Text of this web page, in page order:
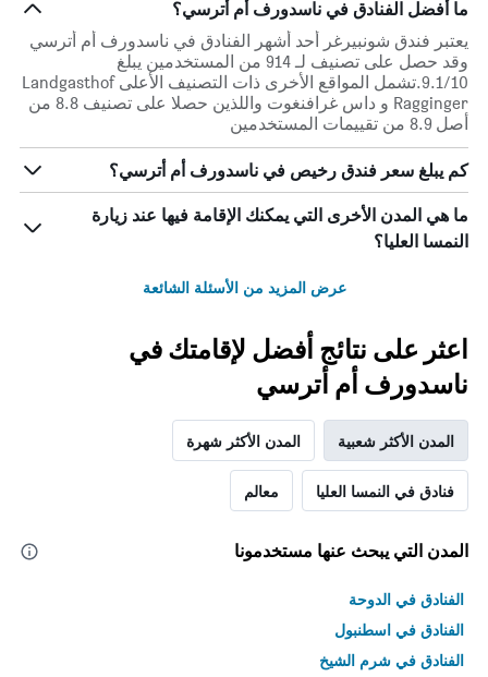
أيام
الأسبوع.
يتضمن
المخطط
التالي
1
محور
الذي
يعرض
متوسط
سعر
ما أفضل الفنادق في ناسدورف أم أترسي؟
يعتبر فندق شونبيرغر أحد أشهر الفنادق في ناسدورف أم أترسي
وقد حصل على تصنيف لـ 914 من المستخدمين يبلغ
9.1/10.تشمل المواقع الأخرى ذات التصنيف الأعلى Landgasthof
Ragginger و داس غرافنغوت واللذين حصلا على تصنيف 8.8 من
أصل 8.9 من تقييمات المستخدمين
كم يبلغ سعر فندق رخيص في ناسدورف أم أترسي؟
ما هي المدن الأخرى التي يمكنك الإقامة فيها عند زيارة
النمسا العليا؟
عرض المزيد من الأسئلة الشائعة
اعثر على نتائج أفضل لإقامتك في
ناسدورف أم أترسي
المدن الأكثر شعبية المدن الأكثر شهرة
فنادق في النمسا العليا معالم
المدن التي يبحث عنها مستخدمونا
الفنادق في الدوحة
الفنادق في اسطنبول
الفنادق في شرم الشيخ